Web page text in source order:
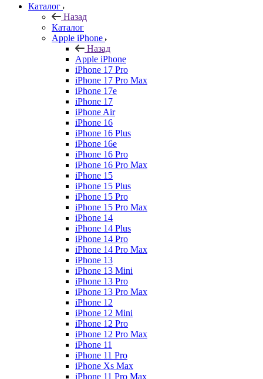
Каталог
Назад
Каталог
Apple iPhone
Назад
Apple iPhone
iPhone 17 Pro
iPhone 17 Pro Max
iPhone 17e
iPhone 17
iPhone Air
iPhone 16
iPhone 16 Plus
iPhone 16e
iPhone 16 Pro
iPhone 16 Pro Max
iPhone 15
iPhone 15 Plus
iPhone 15 Pro
iPhone 15 Pro Max
iPhone 14
iPhone 14 Plus
iPhone 14 Pro
iPhone 14 Pro Max
iPhone 13
iPhone 13 Mini
iPhone 13 Pro
iPhone 13 Pro Max
iPhone 12
iPhone 12 Mini
iPhone 12 Pro
iPhone 12 Pro Max
iPhone 11
iPhone 11 Pro
iPhone Xs Max
iPhone 11 Pro Max